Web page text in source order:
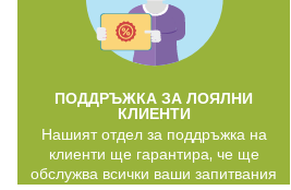
ПОДДРЪЖКА ЗА ЛОЯЛНИ
КЛИЕНТИ
Нашият отдел за поддръжка на
клиенти ще гарантира, че ще
обслужва всички ваши запитвания